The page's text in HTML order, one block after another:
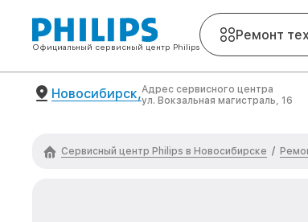
Официальный сервисный центр Philips
Ремонт
Новосибирск,Адрес сервисного центра
ул. Вокзальная магистраль, 16
Сервисный центр Philips в Новосибирске /